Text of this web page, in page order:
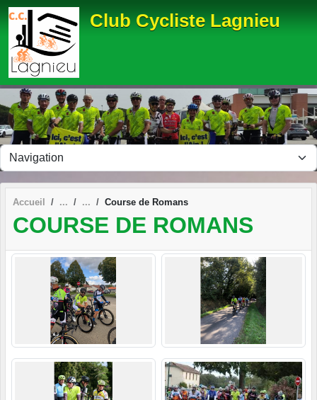
Club Cycliste Lagnieu
Accueil Course de Romans
COURSE DE ROMANS
Panneau de gestion des cookies